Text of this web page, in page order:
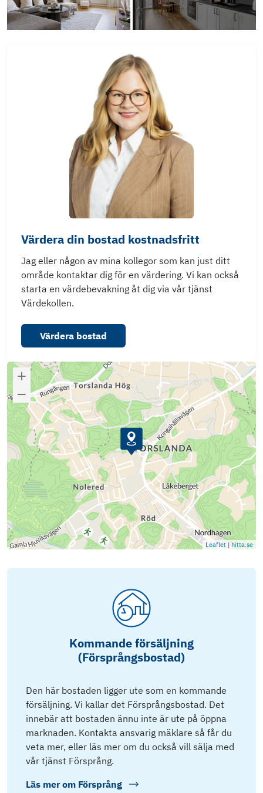
Värdera din bostad kostnadsfritt
Jag eller någon av mina kollegor som kan just ditt
område kontaktar dig för en värdering. Vi kan också
starta en värdebevakning åt dig via vår tjänst
Värdekollen.
Värdera bostad
Leaflet | hitta.se
Kommande försäljning
(Försprångsbostad)
Den här bostaden ligger ute som en kommande
försäljning. Vi kallar det Försprångsbostad. Det
innebär att bostaden ännu inte är ute på öppna
marknaden. Kontakta ansvarig mäklare så får du
veta mer, eller läs mer om du också vill sälja med
vår tjänst Försprång.
Läs mer om Försprång